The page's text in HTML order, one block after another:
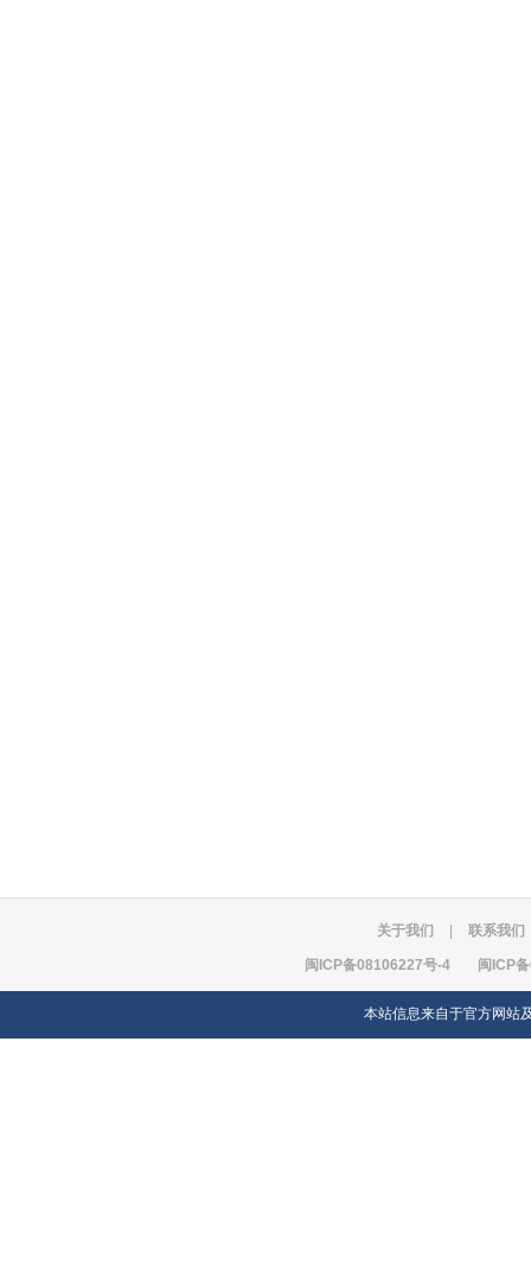
关于我们 联系我们
闽ICP备08106227号-4 闽ICP
本站信息来自于官方网站